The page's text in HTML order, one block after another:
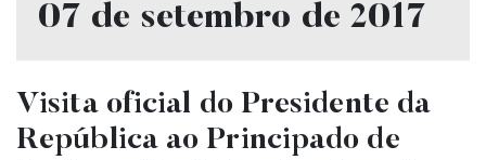
07 de setembro de 2017
Visita oficial do Presidente da
República ao Principado de